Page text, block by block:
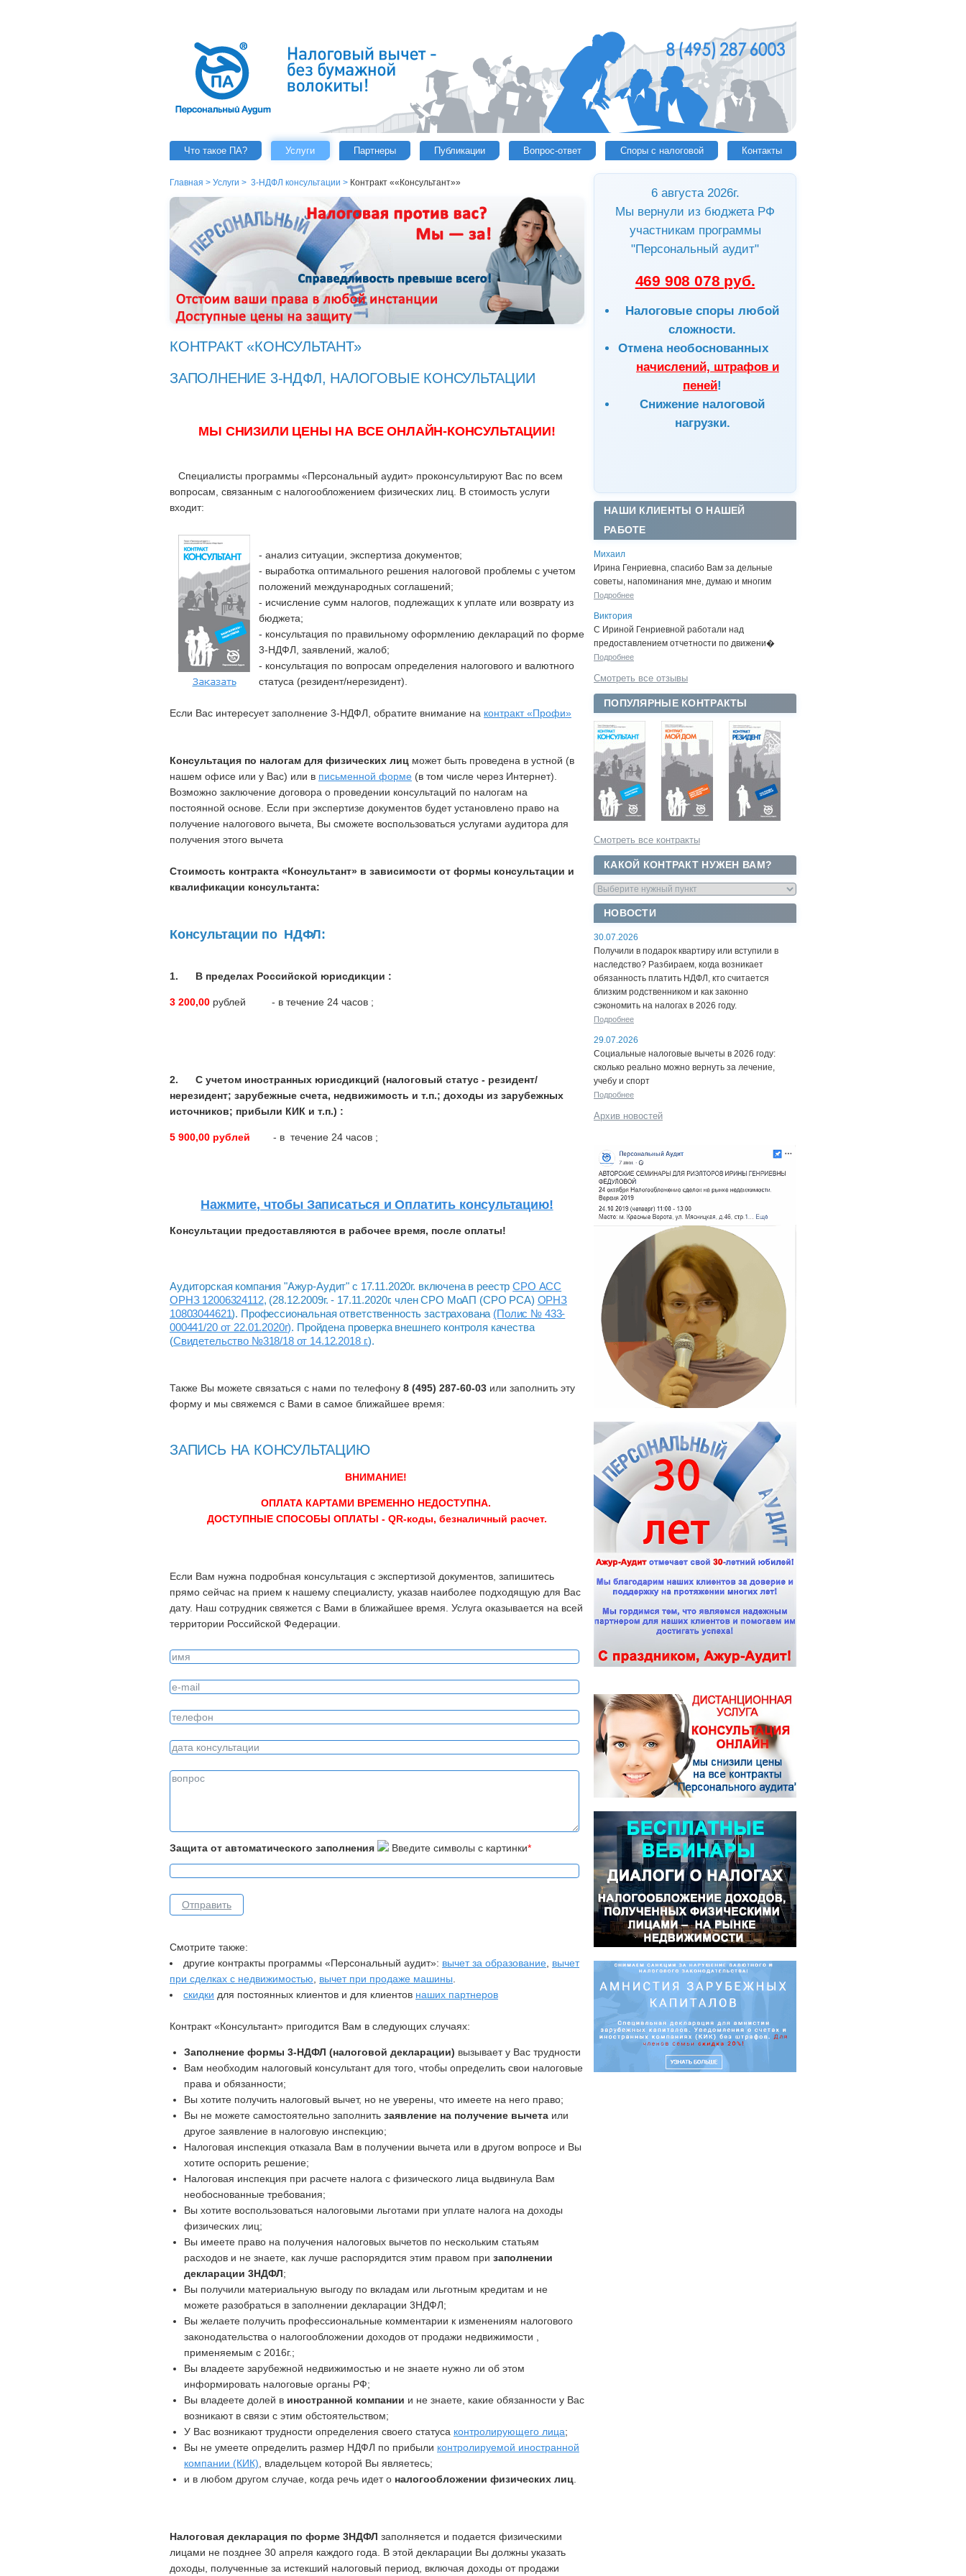
Что такое ПА? Услуги Партнеры Публикации Вопрос-ответ Споры с налоговой Контакты
6 августа 2026г.
Мы вернули из бюджета РФ
участникам программы
"Персональный аудит"
469 908 078 руб.
Налоговые споры любой
сложности.
Отмена необоснованных
начислений, штрафов и
пеней!
Снижение налоговой
нагрузки.
НАШИ КЛИЕНТЫ О НАШЕЙ
РАБОТЕ
Михаил
Ирина Генриевна, спасибо Вам за дельные
советы, напоминания мне, думаю и многим
Подробнее
Виктория
С Ириной Генриевной работали над
предоставлением отчетности по движени�
Подробнее
Смотреть все отзывы
ПОПУЛЯРНЫЕ КОНТРАКТЫ
Смотреть все контракты
КАКОЙ КОНТРАКТ НУЖЕН ВАМ?
НОВОСТИ
30.07.2026
Получили в подарок квартиру или вступили в
наследство? Разбираем, когда возникает
обязанность платить НДФЛ, кто считается
близким родственником и как законно
сэкономить на налогах в 2026 году.
Подробнее
29.07.2026
Социальные налоговые вычеты в 2026 году:
сколько реально можно вернуть за лечение,
учебу и спорт
Подробнее
Архив новостей
Главная > Услуги > 3-НДФЛ консультации > Контракт ««Консультант»»
КОНТРАКТ «КОНСУЛЬТАНТ»
ЗАПОЛНЕНИЕ 3-НДФЛ, НАЛОГОВЫЕ КОНСУЛЬТАЦИИ
МЫ СНИЗИЛИ ЦЕНЫ НА ВСЕ ОНЛАЙН-КОНСУЛЬТАЦИИ!
Специалисты программы «Персональный аудит» проконсультируют Вас по всем
вопросам, связанным с налогообложением физических лиц. В стоимость услуги
входит:
- анализ ситуации, экспертиза документов;
- выработка оптимального решения налоговой проблемы с учетом
положений международных соглашений;
- исчисление сумм налогов, подлежащих к уплате или возврату из
бюджета;
- консультация по правильному оформлению деклараций по форме
3-НДФЛ, заявлений, жалоб;
- консультация по вопросам определения налогового и валютного
статуса (резидент/нерезидент).
Если Вас интересует заполнение 3-НДФЛ, обратите внимание на контракт «Профи»
Консультация по налогам для физических лиц может быть проведена в устной (в
нашем офисе или у Вас) или в письменной форме (в том числе через Интернет).
Возможно заключение договора о проведении консультаций по налогам на
постоянной основе. Если при экспертизе документов будет установлено право на
получение налогового вычета, Вы сможете воспользоваться услугами аудитора для
получения этого вычета
Стоимость контракта «Консультант» в зависимости от формы консультации и
квалификации консультанта:
Консультации по НДФЛ:
1. В пределах Российской юрисдикции :
3 200,00 рублей - в течение 24 часов ;
2. С учетом иностранных юрисдикций (налоговый статус - резидент/
нерезидент; зарубежные счета, недвижимость и т.п.; доходы из зарубежных
источников; прибыли КИК и т.п.) :
5 900,00 рублей - в течение 24 часов ;
Нажмите, чтобы Записаться и Оплатить консультацию!
Консультации предоставляются в рабочее время, после оплаты!
Аудиторская компания "Ажур-Аудит" с 17.11.2020г. включена в реестрСРО АСС
ОРНЗ 12006324112, (28.12.2009г. - 17.11.2020г. член СРО МоАП (СРО РСА) ОРНЗ
10803044621). Профессиональная ответственность застрахована (Полис № 433-
000441/20 от 22.01.2020г). Пройдена проверка внешнего контроля качества
(Свидетельство №318/18 от 14.12.2018 г.).
Также Вы можете связаться с нами по телефону 8 (495) 287-60-03 или заполнить эту
форму и мы свяжемся с Вами в самое ближайшее время:
ЗАПИСЬ НА КОНСУЛЬТАЦИЮ
ВНИМАНИЕ!
ОПЛАТА КАРТАМИ ВРЕМЕННО НЕДОСТУПНА.
ДОСТУПНЫЕ СПОСОБЫ ОПЛАТЫ - QR-коды, безналичный расчет.
Если Вам нужна подробная консультация с экспертизой документов, запишитесь
прямо сейчас на прием к нашему специалисту, указав наиболее подходящую для Вас
дату. Наш сотрудник свяжется с Вами в ближайшее время. Услуга оказывается на всей
территории Российской Федерации.
Защита от автоматического заполнения Введите символы с картинки*
Смотрите также:
другие контракты программы «Персональный аудит»: вычет за образование вычет
при сделках с недвижимостью
вычет при продаже машины
скидки для постоянных клиентов и для клиентов наших партнеров
Контракт «Консультант» пригодится Вам в следующих случаях:
Заполнение формы 3-НДФЛ (налоговой декларации) вызывает у Вас трудности
Вам необходим налоговый консультант для того, чтобы определить свои налоговые
права и обязанности;
Вы хотите получить налоговый вычет, но не уверены, что имеете на него право;
Вы не можете самостоятельно заполнить заявление на получение вычета или
другое заявление в налоговую инспекцию;
Налоговая инспекция отказала Вам в получении вычета или в другом вопросе и Вы
хотите оспорить решение;
Налоговая инспекция при расчете налога с физического лица выдвинула Вам
необоснованные требования;
Вы хотите воспользоваться налоговыми льготами при уплате налога на доходы
физических лиц;
Вы имеете право на получения налоговых вычетов по нескольким статьям
расходов и не знаете, как лучше распорядится этим правом при заполнении
декларации 3НДФЛ;
Вы получили материальную выгоду по вкладам или льготным кредитам и не
можете разобраться в заполнении декларации 3НДФЛ;
Вы желаете получить профессиональные комментарии к изменениям налогового
законодательства о налогообложении доходов от продажи недвижимости ,
применяемым с 2016г.;
Вы владеете зарубежной недвижимостью и не знаете нужно ли об этом
информировать налоговые органы РФ;
Вы владеете долей в иностранной компании и не знаете, какие обязанности у Вас
возникают в связи с этим обстоятельством;
У Вас возникают трудности определения своего статуса контролирующего лица;
Вы не умеете определить размер НДФЛ по прибыли контролируемой иностранной
компании (КИК) , владельцем которой Вы являетесь;
и в любом другом случае, когда речь идет о налогообложении физических лиц
Налоговая декларация по форме 3НДФЛ заполняется и подается физическими
лицами не позднее 30 апреля каждого года. В этой декларации Вы должны указать
доходы, полученные за истекший налоговый период, включая доходы от продажи